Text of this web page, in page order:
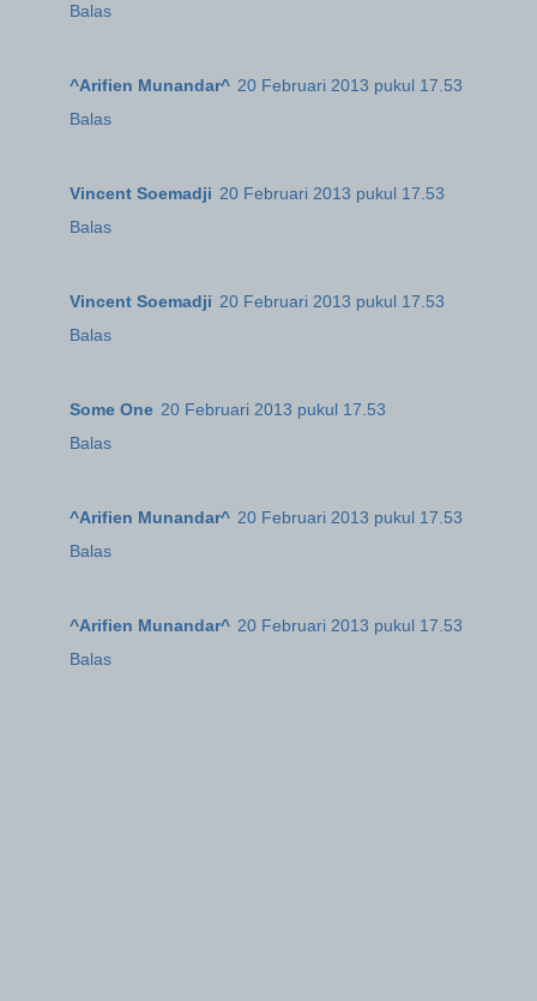
Balas
^Arifien Munandar^ 20 Februari 2013 pukul 17.53
Balas
Vincent Soemadji 20 Februari 2013 pukul 17.53
Balas
Vincent Soemadji 20 Februari 2013 pukul 17.53
Balas
Some One 20 Februari 2013 pukul 17.53
Balas
^Arifien Munandar^ 20 Februari 2013 pukul 17.53
Balas
^Arifien Munandar^ 20 Februari 2013 pukul 17.53
Balas